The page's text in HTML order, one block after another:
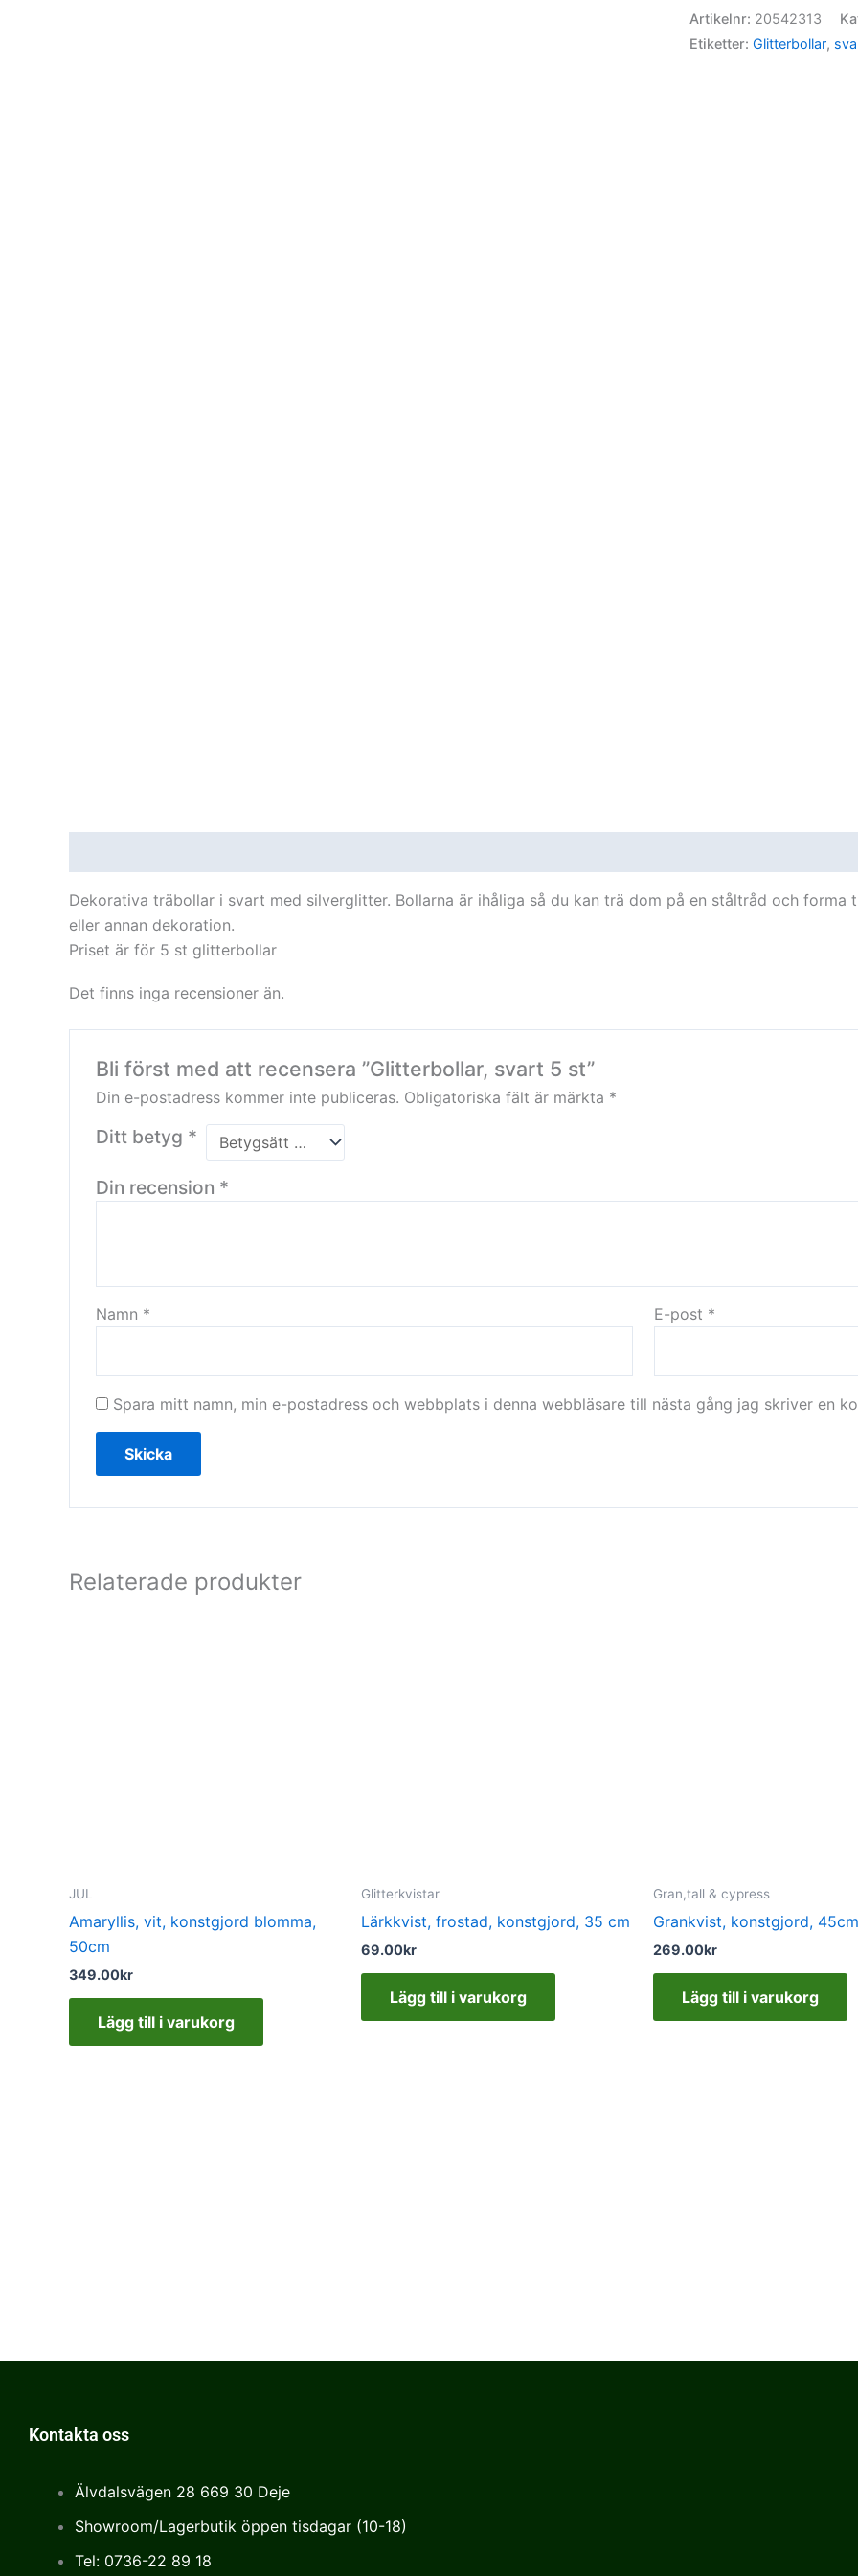
Artikelnr: 20542313
Etiketter: Glitterbollar,
Dekorativa träbollar i svart med silverglitter. Bollarna är ihåliga så du kan trä dom på en ståltråd och forma
eller annan dekoration.
Priset är för 5 st glitterbollar
Det finns inga recensioner än.
Bli först med att recensera ”Glitterbollar, svart 5 st”
Din e-postadress kommer inte publiceras. Obligatoriska fält är märkta *
Ditt betyg *
Din recension *
Namn * E-post *
Spara mitt namn, min e-postadress och webbplats i denna webbläsare till nästa gång jag skriver en
Relaterade produkter
JUL
Amaryllis, vit, konstgjord blomma,
50cm
349.00kr
Lägg till i varukorg
Glitterkvistar
Lärkkvist, frostad, konstgjord, 35 cm
69.00kr
Lägg till i varukorg
Gran,tall & cypress
Grankvist, konstgjord, 45cm
269.00kr
Lägg till i varukorg
Kontakta oss
Älvdalsvägen 28 669 30 Deje
Showroom/Lagerbutik öppen tisdagar (10-18)
Tel: 0736-22 89 18